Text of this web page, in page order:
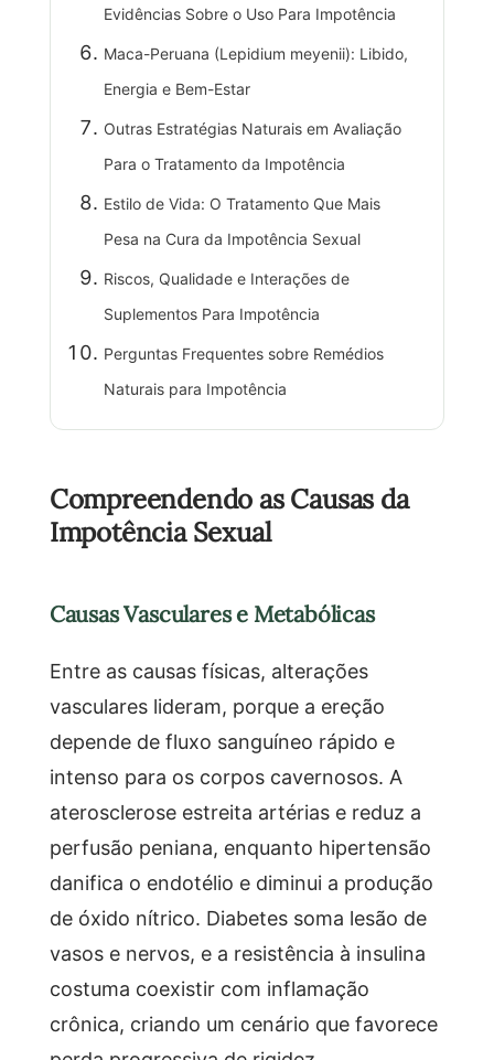
Evidências Sobre o Uso Para Impotência
Maca-Peruana (Lepidium meyenii): Libido,
Energia e Bem-Estar
Outras Estratégias Naturais em Avaliação
Para o Tratamento da Impotência
Estilo de Vida: O Tratamento Que Mais
Pesa na Cura da Impotência Sexual
Riscos, Qualidade e Interações de
Suplementos Para Impotência
Perguntas Frequentes sobre Remédios
Naturais para Impotência
Compreendendo as Causas da
Impotência Sexual
Causas Vasculares e Metabólicas
Entre as causas físicas, alterações
vasculares lideram, porque a ereção
depende de fluxo sanguíneo rápido e
intenso para os corpos cavernosos. A
aterosclerose estreita artérias e reduz a
perfusão peniana, enquanto hipertensão
danifica o endotélio e diminui a produção
de óxido nítrico. Diabetes soma lesão de
vasos e nervos, e a resistência à insulina
costuma coexistir com inflamação
crônica, criando um cenário que favorece